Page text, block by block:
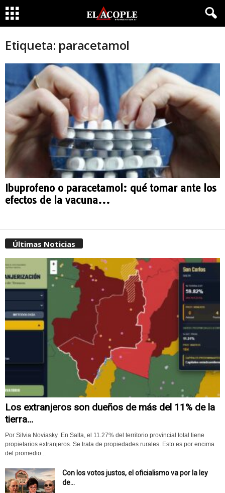
Etiqueta: paracetamol
Ibuprofeno o paracetamol: qué tomar ante los
efectos de la vacuna...
Últimas Noticias
Los extranjeros son dueños de más del 11% de la
tierra...
Por Silvia Noviasky En Salta, el 11.27% del territorio provincial total tiene
propietarios extranjeros. Se trata de propiedades rurales. Esto es por encima
del promedio...
Con los votos justos, el oficialismo va por la ley
de...